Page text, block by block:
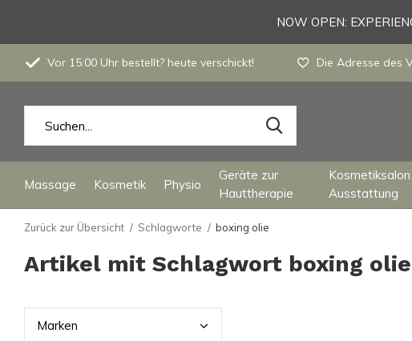
Massage Kosmetik Physio
Geräte zur
Hauttherapie
Kosmetiksalon
Ausstattung
Vor 15:00 Uhr bestellt? heute verschickt! Die Adresse des
NOW OPEN:
Zurück zur Übersicht Schlagworte boxing olie
Artikel mit Schlagwort boxing olie
Marken